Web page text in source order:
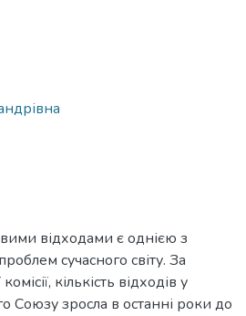
відходами є однією з
сучасного світу. За
кількість відходів у
Союзу зросла в останні роки до